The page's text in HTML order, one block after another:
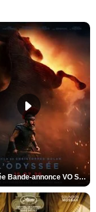
L'Odyssée Bande-annonce VO STFR